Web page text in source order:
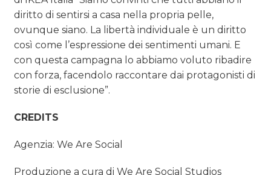
diritto di sentirsi a casa nella propria pelle,
ovunque siano. La libertà individuale è un diritto
così come l’espressione dei sentimenti umani. E
con questa campagna lo abbiamo voluto ribadire
con forza, facendolo raccontare dai protagonisti di
storie di esclusione”.
CREDITS
Agenzia: We Are Social
Produzione a cura di We Are Social Studios